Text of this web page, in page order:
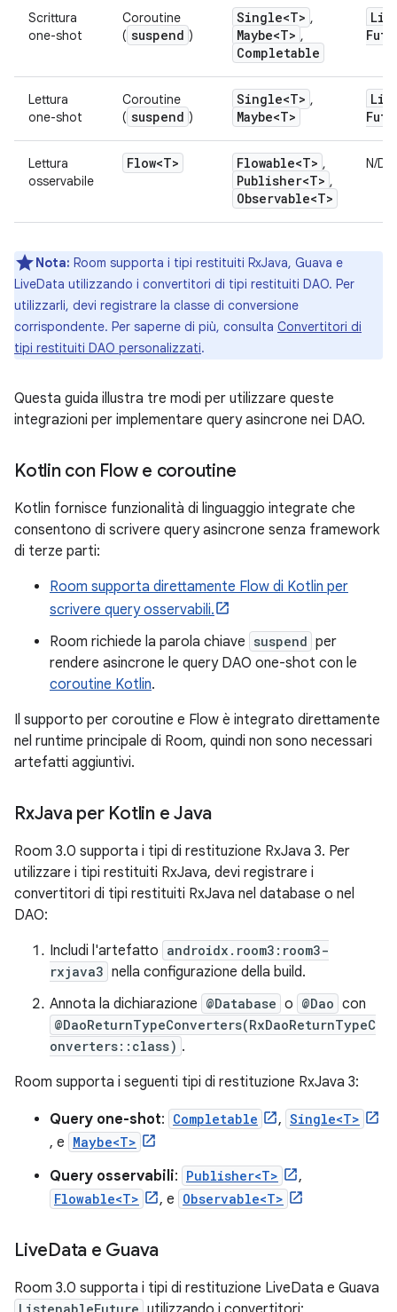
Scrittura
one-shot
Coroutine
( suspend )
Single<T> ,
Maybe<T> ,
Completable
Lettura
one-shot
Coroutine
( suspend )
Single<T> ,
Maybe<T>
Lettura
osservabile
Flow<T> Flowable<T> ,
Publisher<T> ,
Observable<T>
N/D
Nota: Room supporta i tipi restituiti RxJava, Guava e
LiveData utilizzando i convertitori di tipi restituiti DAO. Per
utilizzarli, devi registrare la classe di conversione
corrispondente. Per saperne di più, consulta Convertitori di
tipi restituiti DAO personalizzati.
Questa guida illustra tre modi per utilizzare queste
integrazioni per implementare query asincrone nei DAO.
Kotlin con Flow e coroutine
Kotlin fornisce funzionalità di linguaggio integrate che
consentono di scrivere query asincrone senza framework
di terze parti:
Room supporta direttamente Flow di Kotlin per
scrivere query osservabili.
Room richiede la parola chiave suspend per
rendere asincrone le query DAO one-shot con le
coroutine Kotlin.
Il supporto per coroutine e Flow è integrato direttamente
nel runtime principale di Room, quindi non sono necessari
artefatti aggiuntivi.
RxJava per Kotlin e Java
Room 3.0 supporta i tipi di restituzione RxJava 3. Per
utilizzare i tipi restituiti RxJava, devi registrare i
convertitori di tipi restituiti RxJava nel database o nel
DAO:
Includi l'artefatto androidx.room3:room3-
rxjava3 nella configurazione della build.
Annota la dichiarazione @Database o @Dao con
@DaoReturnTypeConverters(RxDaoReturnTypeC
onverters::class) .
Room supporta i seguenti tipi di restituzione RxJava 3:
Query one-shot: Completable , Single<T>
, e Maybe<T>
Query osservabili: Publisher<T> ,
Flowable<T> , e Observable<T>
LiveData e Guava
Room 3.0 supporta i tipi di restituzione LiveData e Guava